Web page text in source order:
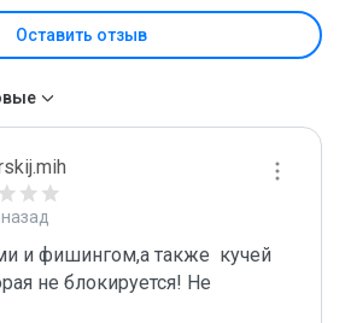
Оставить отзыв
и фишингом,а также  кучей
не блокируется! Не